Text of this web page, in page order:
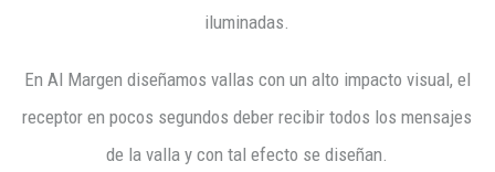
iluminadas.
En Al Margen diseñamos vallas con un alto impacto visual, el
receptor en pocos segundos deber recibir todos los mensajes
de la valla y con tal efecto se diseñan.